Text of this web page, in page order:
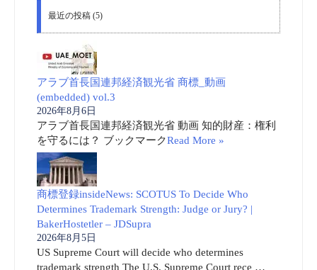
最近の投稿 (5)
アラブ首長国連邦経済観光省 商標_動画
(embedded) vol.3
2026年8月6日
アラブ首長国連邦経済観光省 動画 知的財産：権利
を守るには？ ブックマークRead More »
商標登録insideNews: SCOTUS To Decide Who
Determines Trademark Strength: Judge or Jury? |
BakerHostetler – JDSupra
2026年8月5日
US Supreme Court will decide who determines
trademark strength The U.S. Supreme Court rece …